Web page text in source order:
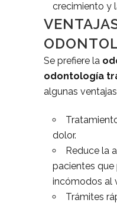
crecimiento y
Se prefiere la
odontología
algunas
dolor.
Reduce la
pacientes que
incómodos al
Trámites